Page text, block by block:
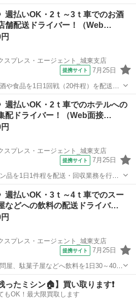
13:00~17:00 月/火/水/木/金/土/
ます [勤務地・最寄駅]： 東京...
ー
週払いOK・2ｔ～3ｔ車でのお酒
舗配送ドライバー！（Web…
スプレス・エージェント_城東支店
提携サイト 7月25日
や食品を1日1回戦（20件程）を配送し
月収例 △▼ 294,000円～356,000円 ☆応募後の流れ☆ 担当者...
駅 ドライバー
週払いOK・2ｔ車でのホテルへの
配ドライバー！（Web面接…
スプレス・エージェント_城東支店
提携サイト 7月25日
品を1日1件程を配送・回収業務を行な
～150,000円 ☆応募後の流れ☆ 担当者：03-5619-462...
駅 ドライバー
週払いOK・3ｔ～4ｔ車でのスー
などへの飲料の配送ドライバ…
スプレス・エージェント_城東支店
提携サイト 7月25日
屋、駄菓子屋などへ飲料を1日30～40件
月収例 △▼ 390,000円～500,000円 ☆応募後の流れ☆ 担当...
ドライバー
ったミシン🏠】買い取ります❗️
もOK！最大限買取します